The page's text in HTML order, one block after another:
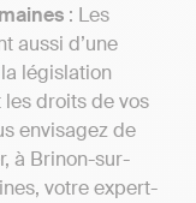
: Les
aussi d’une
législation
droits de vos
envisagez de
à Brinon-sur-
votre expert-